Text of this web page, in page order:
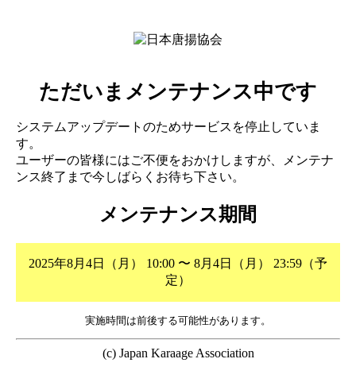
ただいまメンテナンス中です
システムアップデートのためサービスを停止していま
す。
ユーザーの皆様にはご不便をおかけしますが、メンテナ
ンス終了まで今しばらくお待ち下さい。
メンテナンス期間
2025年8月4日（月） 10:00 〜 8月4日（月） 23:59（予
定）
実施時間は前後する可能性があります。
(c) Japan Karaage Association